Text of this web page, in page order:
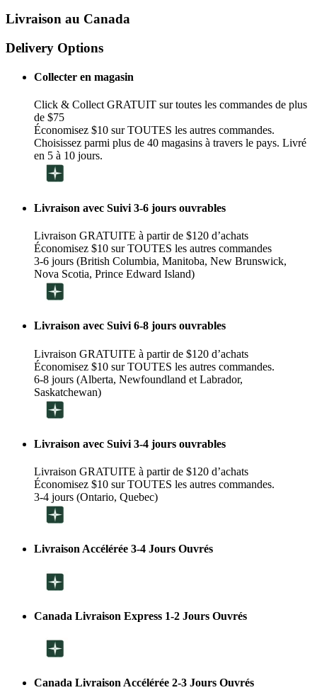
Livraison au Canada
Delivery Options
Collecter en magasin
Click & Collect GRATUIT sur toutes les commandes de plus
de $75
Économisez $10 sur TOUTES les autres commandes.
Choisissez parmi plus de 40 magasins à travers le pays. Livré
en 5 à 10 jours.
Livraison avec Suivi 3-6 jours ouvrables
Livraison GRATUITE à partir de $120 d’achats
Économisez $10 sur TOUTES les autres commandes
3-6 jours (British Columbia, Manitoba, New Brunswick,
Nova Scotia, Prince Edward Island)
Livraison avec Suivi 6-8 jours ouvrables
Livraison GRATUITE à partir de $120 d’achats
Économisez $10 sur TOUTES les autres commandes.
6-8 jours (Alberta, Newfoundland et Labrador,
Saskatchewan)
Livraison avec Suivi 3-4 jours ouvrables
Livraison GRATUITE à partir de $120 d’achats
Économisez $10 sur TOUTES les autres commandes.
3-4 jours (Ontario, Quebec)
Livraison Accélérée 3-4 Jours Ouvrés
Canada Livraison Express 1-2 Jours Ouvrés
Canada Livraison Accélérée 2-3 Jours Ouvrés